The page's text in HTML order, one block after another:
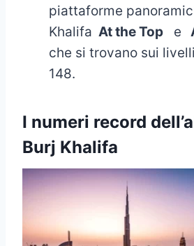
piattaforme
Khalifa At the Top e
che si trovano sui
148.
I numeri record
Burj Khalifa